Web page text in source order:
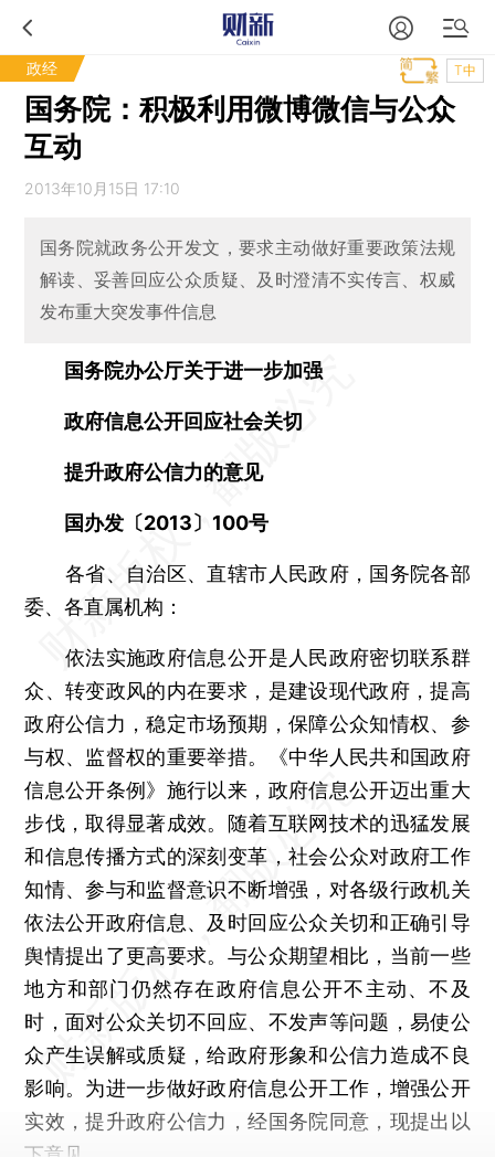
政经 T中
国务院：积极利用微博微信与公众
互动
2013年10月15日 17:10
国务院就政务公开发文，要求主动做好重要政策法规
解读、妥善回应公众质疑、及时澄清不实传言、权威
发布重大突发事件信息
国务院办公厅关于进一步加强
政府信息公开回应社会关切
提升政府公信力的意见
国办发〔2013〕100号
各省、自治区、直辖市人民政府，国务院各部
委、各直属机构：
依法实施政府信息公开是人民政府密切联系群
众、转变政风的内在要求，是建设现代政府，提高
政府公信力，稳定市场预期，保障公众知情权、参
与权、监督权的重要举措。《中华人民共和国政府
信息公开条例》施行以来，政府信息公开迈出重大
步伐，取得显著成效。随着互联网技术的迅猛发展
和信息传播方式的深刻变革，社会公众对政府工作
知情、参与和监督意识不断增强，对各级行政机关
依法公开政府信息、及时回应公众关切和正确引导
舆情提出了更高要求。与公众期望相比，当前一些
地方和部门仍然存在政府信息公开不主动、不及
时，面对公众关切不回应、不发声等问题，易使公
众产生误解或质疑，给政府形象和公信力造成不良
影响。为进一步做好政府信息公开工作，增强公开
实效，提升政府公信力，经国务院同意，现提出以